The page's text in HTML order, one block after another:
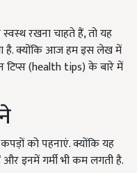
रखना चाहते हैं, तो यह
है. क्योंकि आज हम इस लेख में
टिप्स (health tips) के बारे में
को पहनाएं. क्योंकि यह
इनमें गर्मी भी कम लगती है.